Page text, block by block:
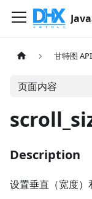
甘特图 API
页面内容
Description
设置垂直（宽度